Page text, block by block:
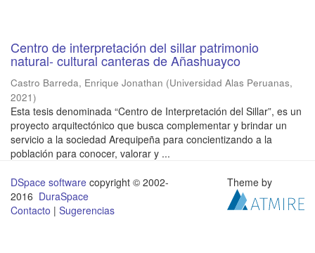
Centro de interpretación del sillar patrimonio
natural- cultural canteras de Añashuayco
Castro Barreda, Enrique Jonathan (Universidad Alas Peruanas,
2021)
Esta tesis denominada “Centro de Interpretación del Sillar”, es un
proyecto arquitectónico que busca complementar y brindar un
servicio a la sociedad Arequipeña para concientizando a la
población para conocer, valorar y ...
DSpace software copyright © 2002-
2016 DuraSpace
Contacto | Sugerencias
Theme by